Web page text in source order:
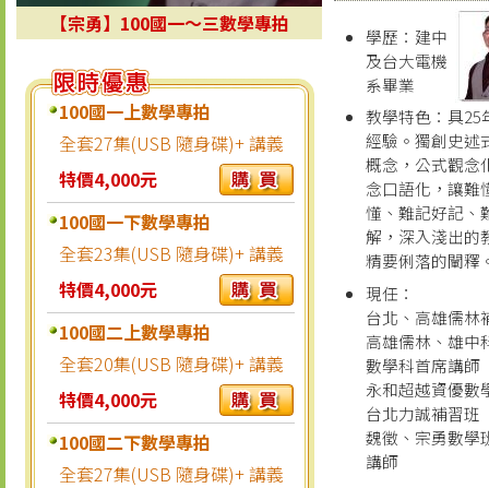
【宗勇】100國一～三數學專拍
100國一上數學專拍
全套27集(USB 隨身碟)+ 講義
特價4,000元
100國一下數學專拍
全套23集(USB 隨身碟)+ 講義
特價4,000元
100國二上數學專拍
全套20集(USB 隨身碟)+ 講義
特價4,000元
100國二下數學專拍
全套27集(USB 隨身碟)+ 講義
學歷：建中
及台大電機
系畢業
教學特色：具25
經驗。獨創史述
概念，公式觀念
念口語化，讓難
懂、難記好記、
解，深入淺出的
精要俐落的闡釋
現任：
台北、高雄儒林
高雄儒林、雄中
數學科首席講師
永和超越資優數
台北力誠補習班
魏徵、宗勇數學
講師